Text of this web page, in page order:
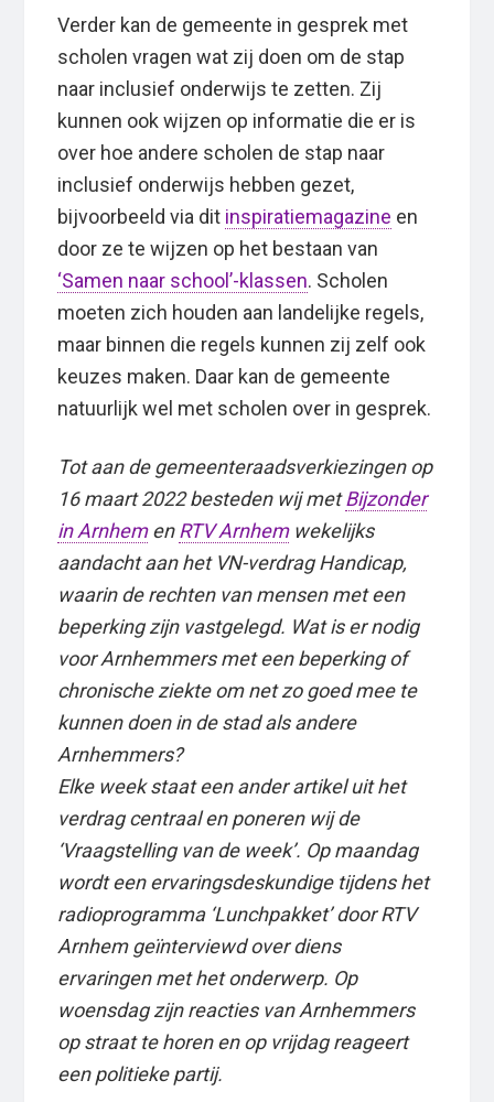
Verder kan de gemeente in gesprek met
scholen vragen wat zij doen om de stap
naar inclusief onderwijs te zetten. Zij
kunnen ook wijzen op informatie die er is
over hoe andere scholen de stap naar
inclusief onderwijs hebben gezet,
bijvoorbeeld via dit inspiratiemagazine en
door ze te wijzen op het bestaan van
‘Samen naar school’-klassen. Scholen
moeten zich houden aan landelijke regels,
maar binnen die regels kunnen zij zelf ook
keuzes maken. Daar kan de gemeente
natuurlijk wel met scholen over in gesprek.
Tot aan de gemeenteraadsverkiezingen op
16 maart 2022 besteden wij metBijzonder
in ArnhemenRTV Arnhemwekelijks
aandacht aan het VN-verdrag Handicap,
waarin de rechten van mensen met een
beperking zijn vastgelegd. Wat is er nodig
voor Arnhemmers met een beperking of
chronische ziekte om net zo goed mee te
kunnen doen in de stad als andere
Arnhemmers?
Elke week staat een ander artikel uit het
verdrag centraal en poneren wij de
‘Vraagstelling van de week’. Op maandag
wordt een ervaringsdeskundige tijdens het
radioprogramma ‘Lunchpakket’ door RTV
Arnhem geïnterviewd over diens
ervaringen met het onderwerp. Op
woensdag zijn reacties van Arnhemmers
op straat te horen en op vrijdag reageert
een politieke partij.